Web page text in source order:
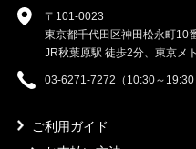
〒101-0023
東京都千代田区神田松永町10
JR秋葉原駅 徒歩2分、東京メ
03-6271-7272（10:30～19:30
ご利用ガイド